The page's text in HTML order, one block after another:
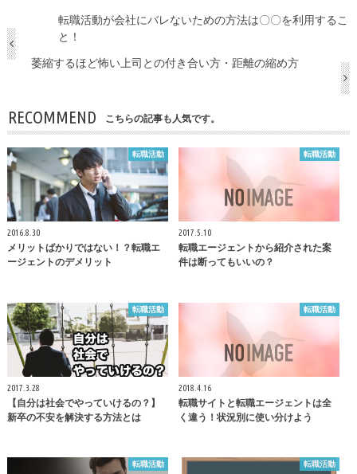
転職活動が会社にバレないための方法は〇〇を利用するこ
と！
萎縮するほど怖い上司との付き合い方・距離の縮め方
RECOMMEND こちらの記事も人気です。
転職活動
2016.8.30
メリットばかりではない！？転職エ
ージェントのデメリット
転職活動
2017.5.10
転職エージェントから紹介された案
件は断ってもいいの？
転職活動
2017.3.28
【自分は社会でやっていけるの？】
新卒の不安を解決する方法とは
転職活動
2018.4.16
転職サイトと転職エージェントは全
く違う！状況別に使い分けよう
転職活動 転職活動